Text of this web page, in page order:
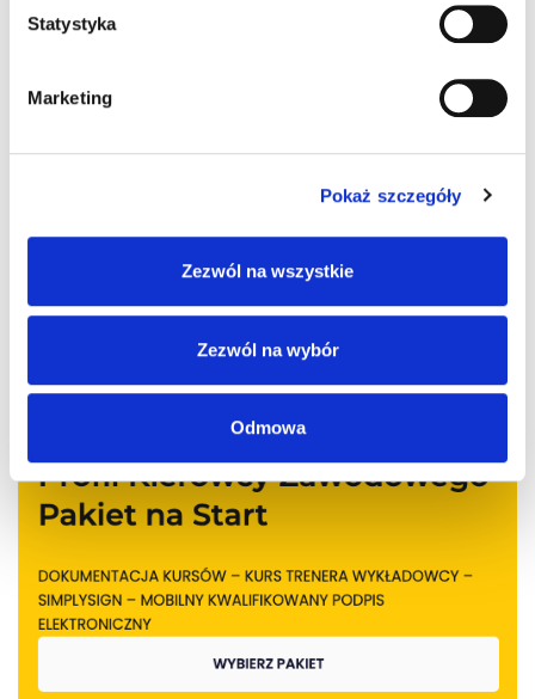
Statystyka
Marketing
Pokaż szczegóły
Zezwól na wszystkie
Zezwól na wybór
Odmowa
Możliwość komentowania została wyłączona.